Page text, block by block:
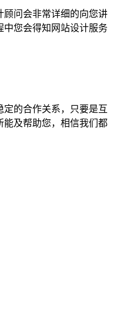
顾问会非常详细的向您讲
中您会得知网站设计服务
的合作关系，只要是互
能及帮助您，相信我们都